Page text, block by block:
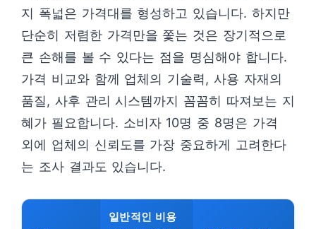
지 폭넓은 가격대를 형성하고 있습니다. 하지만
단순히 저렴한 가격만을 쫓는 것은 장기적으로
큰 손해를 볼 수 있다는 점을 명심해야 합니다.
가격 비교와 함께 업체의 기술력, 사용 자재의
품질, 사후 관리 시스템까지 꼼꼼히 따져보는 지
혜가 필요합니다. 소비자 10명 중 8명은 가격
외에 업체의 신뢰도를 가장 중요하게 고려한다
는 조사 결과도 있습니다.
일반적인 비용